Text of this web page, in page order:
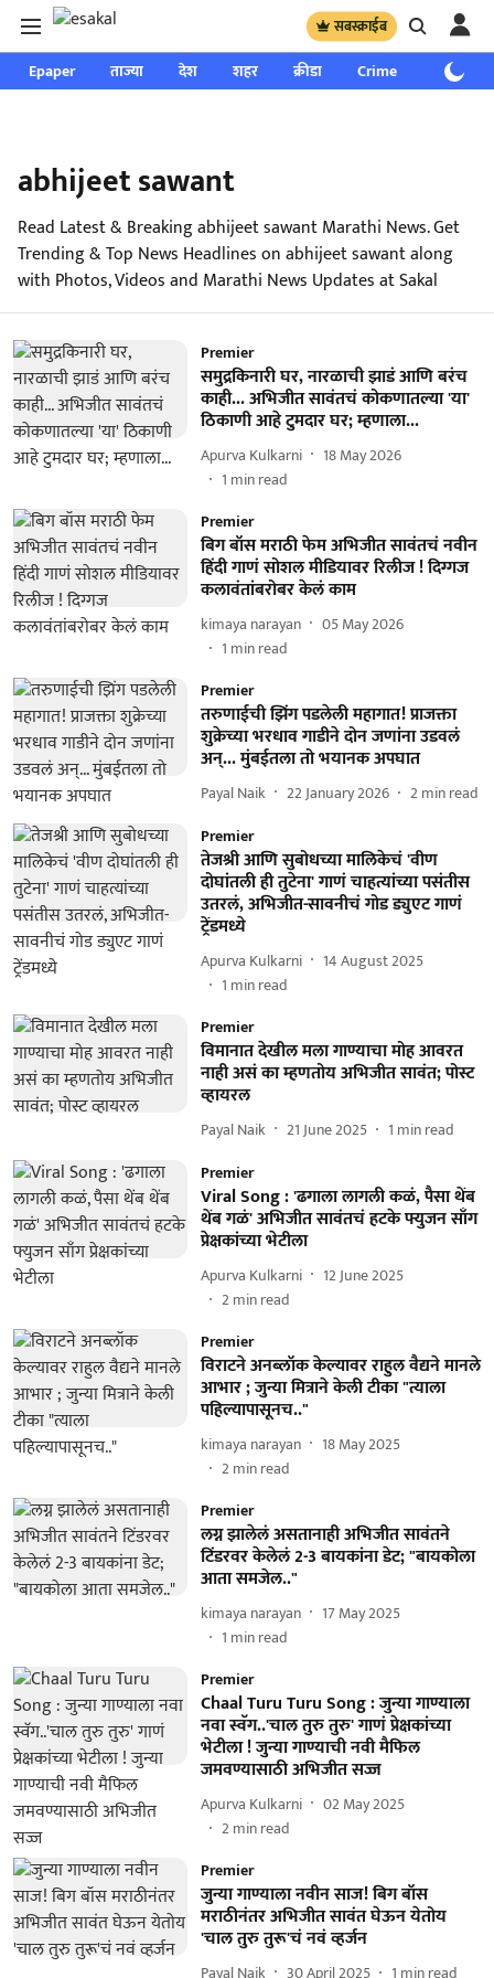
सबस्क्राईब
Epaper ताज्या देश शहर क्रीडा Crime साप्ताहिक
abhijeet sawant
Read Latest & Breaking abhijeet sawant Marathi News. Get
Trending & Top News Headlines on abhijeet sawant along
with Photos, Videos and Marathi News Updates at Sakal
Premier
समुद्रकिनारी घर, नारळाची झाडं आणि बरंच
काही... अभिजीत सावंतचं कोकणातल्या 'या'
ठिकाणी आहे टुमदार घर; म्हणाला...
Apurva Kulkarni
18 May 2026
1 min read
Premier
बिग बॉस मराठी फेम अभिजीत सावंतचं नवीन
हिंदी गाणं सोशल मीडियावर रिलीज ! दिग्गज
कलावंतांबरोबर केलं काम
kimaya narayan
05 May 2026
1 min read
Premier
तरुणाईची झिंग पडलेली महागात! प्राजक्ता
शुक्रेच्या भरधाव गाडीने दोन जणांना उडवलं
अन्... मुंबईतला तो भयानक अपघात
Payal Naik 22 January 2026 2min read
Premier
तेजश्री आणि सुबोधच्या मालिकेचं 'वीण
दोघांतली ही तुटेना' गाणं चाहत्यांच्या पसंतीस
उतरलं, अभिजीत-सावनीचं गोड ड्युएट गाणं
ट्रेंडमध्ये
Apurva Kulkarni
14 August 2025
1 min read
Premier
विमानात देखील मला गाण्याचा मोह आवरत
नाही असं का म्हणतोय अभिजीत सावंत; पोस्ट
व्हायरल
Payal Naik 21 June 2025 1 min read
Premier
Viral Song : 'ढगाला लागली कळं, पैसा थेंब
थेंब गळं' अभिजीत सावंतचं हटके फ्युजन साँग
प्रेक्षकांच्या भेटीला
Apurva Kulkarni
12 June 2025
2min read
Premier
विराटने अनब्लॉक केल्यावर राहुल वैद्यने मानले
आभार ; जुन्या मित्राने केली टीका "त्याला
पहिल्यापासूनच.."
kimaya narayan
18 May 2025
2min read
Premier
लग्न झालेलं असतानाही अभिजीत सावंतने
टिंडरवर केलेलं 2-3 बायकांना डेट; "बायकोला
आता समजेल.."
kimaya narayan
17 May 2025
1 min read
Premier
Chaal Turu Turu Song : जुन्या गाण्याला
नवा स्वॅग..'चाल तुरु तुरु' गाणं प्रेक्षकांच्या
भेटीला ! जुन्या गाण्याची नवी मैफिल
जमवण्यासाठी अभिजीत सज्ज
Apurva Kulkarni
02 May 2025
2min read
Premier
जुन्या गाण्याला नवीन साज! बिग बॉस
मराठीनंतर अभिजीत सावंत घेऊन येतोय
'चाल तुरु तुरू'चं नवं व्हर्जन
Payal Naik 30 April 2025 1 min read